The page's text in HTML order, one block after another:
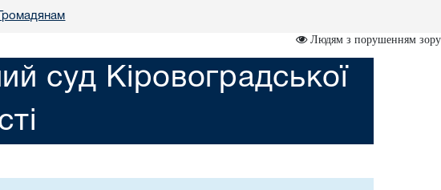
Людям з порушенням зору
суд Кіровоградської